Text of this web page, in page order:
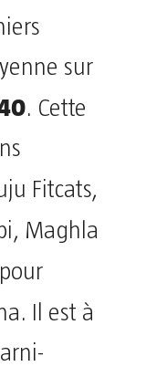
sur
. Cette
Fitcats,
Maghla
pour
Il est à